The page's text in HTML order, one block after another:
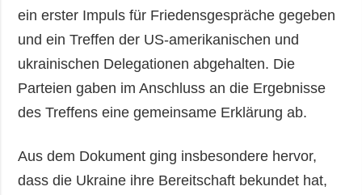
ein erster Impuls für Friedensgespräche gegeben
und ein Treffen der US-amerikanischen und
ukrainischen Delegationen abgehalten. Die
Parteien gaben im Anschluss an die Ergebnisse
des Treffens eine gemeinsame Erklärung ab.
Aus dem Dokument ging insbesondere hervor,
dass die Ukraine ihre Bereitschaft bekundet hat,